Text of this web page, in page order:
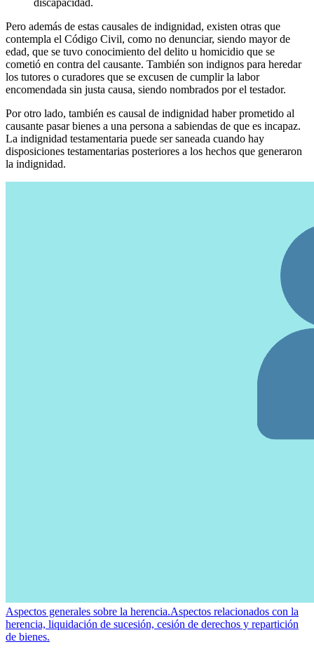
Pero además de estas causales de indignidad, existen otras que
contempla el Código Civil, como no denunciar, siendo mayor de
edad, que se tuvo conocimiento del delito u homicidio que se
cometió en contra del causante. También son indignos para heredar
los tutores o curadores que se excusen de cumplir la labor
encomendada sin justa causa, siendo nombrados por el testador.
Por otro lado, también es causal de indignidad haber prometido al
causante pasar bienes a una persona a sabiendas de que es incapaz.
La indignidad testamentaria puede ser saneada cuando hay
disposiciones testamentarias posteriores a los hechos que generaron
la indignidad.
Aspectos generales sobre la herencia.Aspectos relacionados con la
herencia, liquidación de sucesión, cesión de derechos y repartición
de bienes.